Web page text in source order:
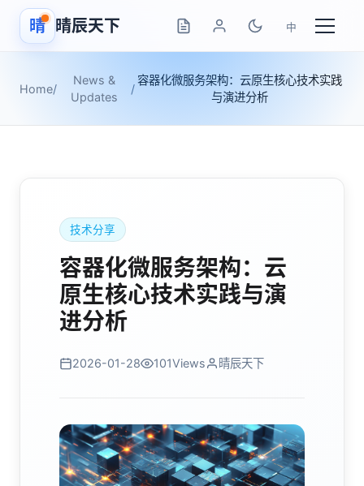
晴 晴辰天下 中
Home/
News &
Updates
/
容器化微服务架构：云原生核心技术实践
与演进分析
技术分享
容器化微服务架构：云
原生核心技术实践与演
进分析
2026-01-28 101Views 晴辰天下